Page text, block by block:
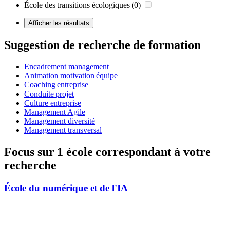
École des transitions écologiques (0)
Afficher les résultats
Suggestion de recherche de formation
Encadrement management
Animation motivation équipe
Coaching entreprise
Conduite projet
Culture entreprise
Management Agile
Management diversité
Management transversal
Focus sur 1 école correspondant à votre
recherche
École du numérique et de l'IA